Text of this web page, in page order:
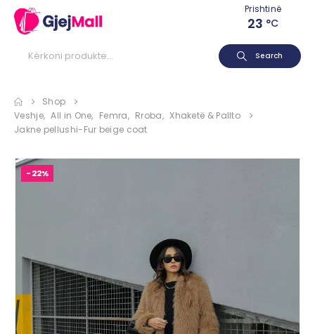
Prishtinë
23 °C
Search
Shop
Veshje, All in One, Femra, Rroba, Xhaketë & Pallto
Jakne pellushi-Fur beige coat
-22%